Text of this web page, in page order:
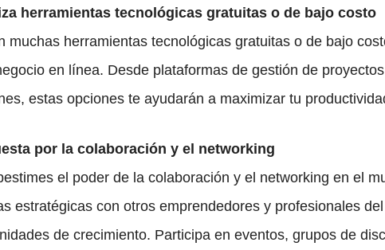
herramientas tecnológicas gratuitas o de bajo costo
muchas herramientas tecnológicas gratuitas o de bajo
en línea. Desde plataformas de gestión de
estas opciones te ayudarán a maximizar tu
por la colaboración y el networking
el poder de la colaboración y el networking en el
estratégicas con otros emprendedores y profesionales
de crecimiento. Participa en eventos, grupos de